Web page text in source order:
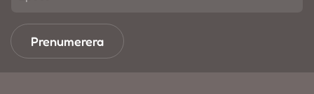
Prenumerera